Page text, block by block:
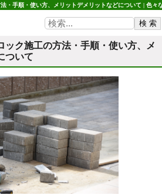
・手順・使い方、メリットデメリットなどについて | 色々
ック施工の方法・手順・使い方、メ
ついて